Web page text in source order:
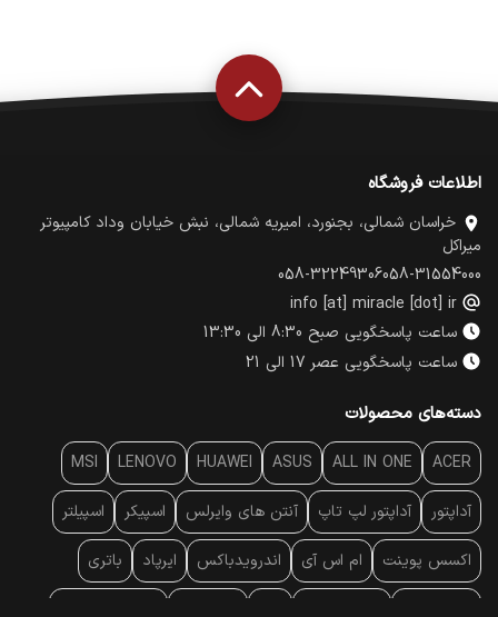
اطلاعات فروشگاه
خراسان شمالی، بجنورد، امیریه شمالی، نبش خیابان وداد کامپیوتر
میراکل
058-31554000
058-32249306
info [at] miracle [dot] ir
ساعت پاسخگویی صبح 8:30 الی 13:30
ساعت پاسخگویی عصر 17 الی 21
دسته‌های محصولات
ACER
ALL IN ONE
ASUS
HUAWEI
LENOVO
MSI
آداپتور آداپتور لپ تاپ آنتن‌ های وایرلس اسپیکر اسپیلتر
اکسس پوینت ام اس آی اندرویدباکس ایرپاد باتری